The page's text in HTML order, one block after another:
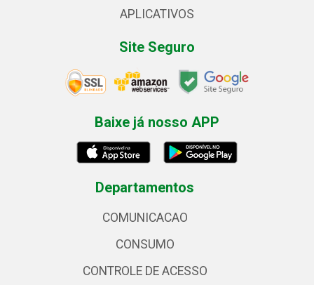
APLICATIVOS
Site Seguro
Baixe já nosso APP
Departamentos
COMUNICACAO
CONSUMO
CONTROLE DE ACESSO